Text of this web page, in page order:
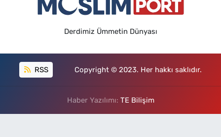
Derdimiz Ümmetin Dünyası
RSS Copyright © 2023. Her hakkı saklıdır.
Haber Yazılımı: TE Bilişim